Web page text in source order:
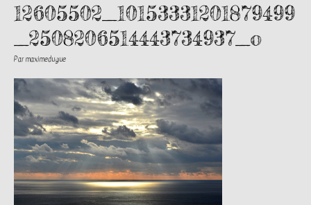
12605502_10153331201879499
_2508206514443734937_o
Parmaximedugue